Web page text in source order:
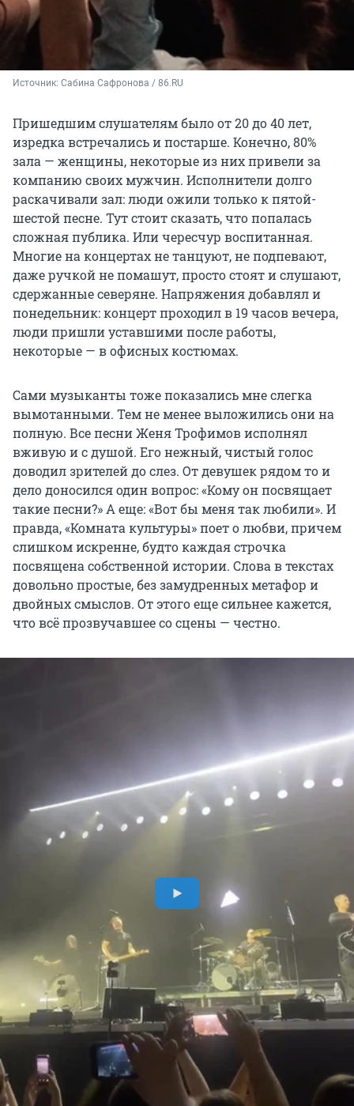
Источник: Сабина Сафронова / 86.RU
Пришедшим слушателям было от 20 до 40 лет,
изредка встречались и постарше. Конечно, 80%
зала — женщины, некоторые из них привели за
компанию своих мужчин. Исполнители долго
раскачивали зал: люди ожили только к пятой-
шестой песне. Тут стоит сказать, что попалась
сложная публика. Или чересчур воспитанная.
Многие на концертах не танцуют, не подпевают,
даже ручкой не помашут, просто стоят и слушают,
сдержанные северяне. Напряжения добавлял и
понедельник: концерт проходил в 19 часов вечера,
люди пришли уставшими после работы,
некоторые — в офисных костюмах.
Сами музыканты тоже показались мне слегка
вымотанными. Тем не менее выложились они на
полную. Все песни Женя Трофимов исполнял
вживую и с душой. Его нежный, чистый голос
доводил зрителей до слез. От девушек рядом то и
дело доносился один вопрос: «Кому он посвящает
такие песни?» А еще: «Вот бы меня так любили». И
правда, «Комната культуры» поет о любви, причем
слишком искренне, будто каждая строчка
посвящена собственной истории. Слова в текстах
довольно простые, без замудренных метафор и
двойных смыслов. От этого еще сильнее кажется,
что всё прозвучавшее со сцены — честно.